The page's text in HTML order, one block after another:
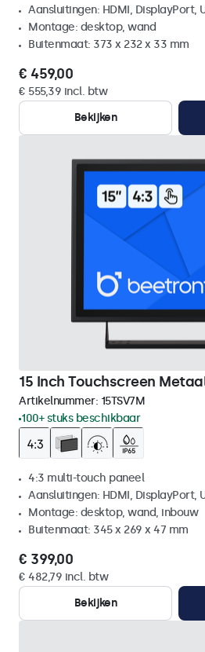
Aansluitingen: HDMI, DisplayPort,
Montage: desktop, wand
Buitenmaat: 373 x 232 x 33 mm
€ 459,00
€ 555,39 incl. btw
Bekijken
15 Inch Touchscreen
Artikelnummer: 15TSV7M
100+ stuks beschikbaar
4:3 multi-touch paneel
Aansluitingen: HDMI, DisplayPort,
Montage: desktop, wand, inbouw
Buitenmaat: 345 x 269 x 47 mm
€ 399,00
€ 482,79 incl. btw
Bekijken